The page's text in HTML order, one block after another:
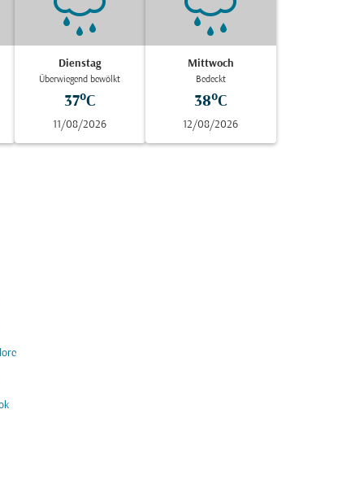
Dienstag
Überwiegend bewölkt
37°C
11/08/2026
Mittwoch
Bedeckt
38°C
12/08/2026